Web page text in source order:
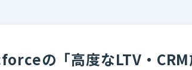
の「高度なLTV・